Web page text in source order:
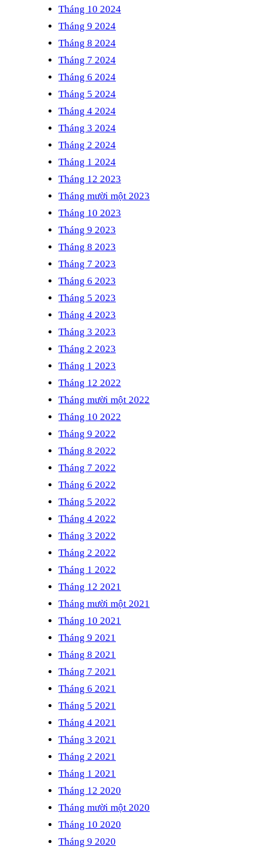
Tháng 10 2024
Tháng 9 2024
Tháng 8 2024
Tháng 7 2024
Tháng 6 2024
Tháng 5 2024
Tháng 4 2024
Tháng 3 2024
Tháng 2 2024
Tháng 1 2024
Tháng 12 2023
Tháng mười một 2023
Tháng 10 2023
Tháng 9 2023
Tháng 8 2023
Tháng 7 2023
Tháng 6 2023
Tháng 5 2023
Tháng 4 2023
Tháng 3 2023
Tháng 2 2023
Tháng 1 2023
Tháng 12 2022
Tháng mười một 2022
Tháng 10 2022
Tháng 9 2022
Tháng 8 2022
Tháng 7 2022
Tháng 6 2022
Tháng 5 2022
Tháng 4 2022
Tháng 3 2022
Tháng 2 2022
Tháng 1 2022
Tháng 12 2021
Tháng mười một 2021
Tháng 10 2021
Tháng 9 2021
Tháng 8 2021
Tháng 7 2021
Tháng 6 2021
Tháng 5 2021
Tháng 4 2021
Tháng 3 2021
Tháng 2 2021
Tháng 1 2021
Tháng 12 2020
Tháng mười một 2020
Tháng 10 2020
Tháng 9 2020